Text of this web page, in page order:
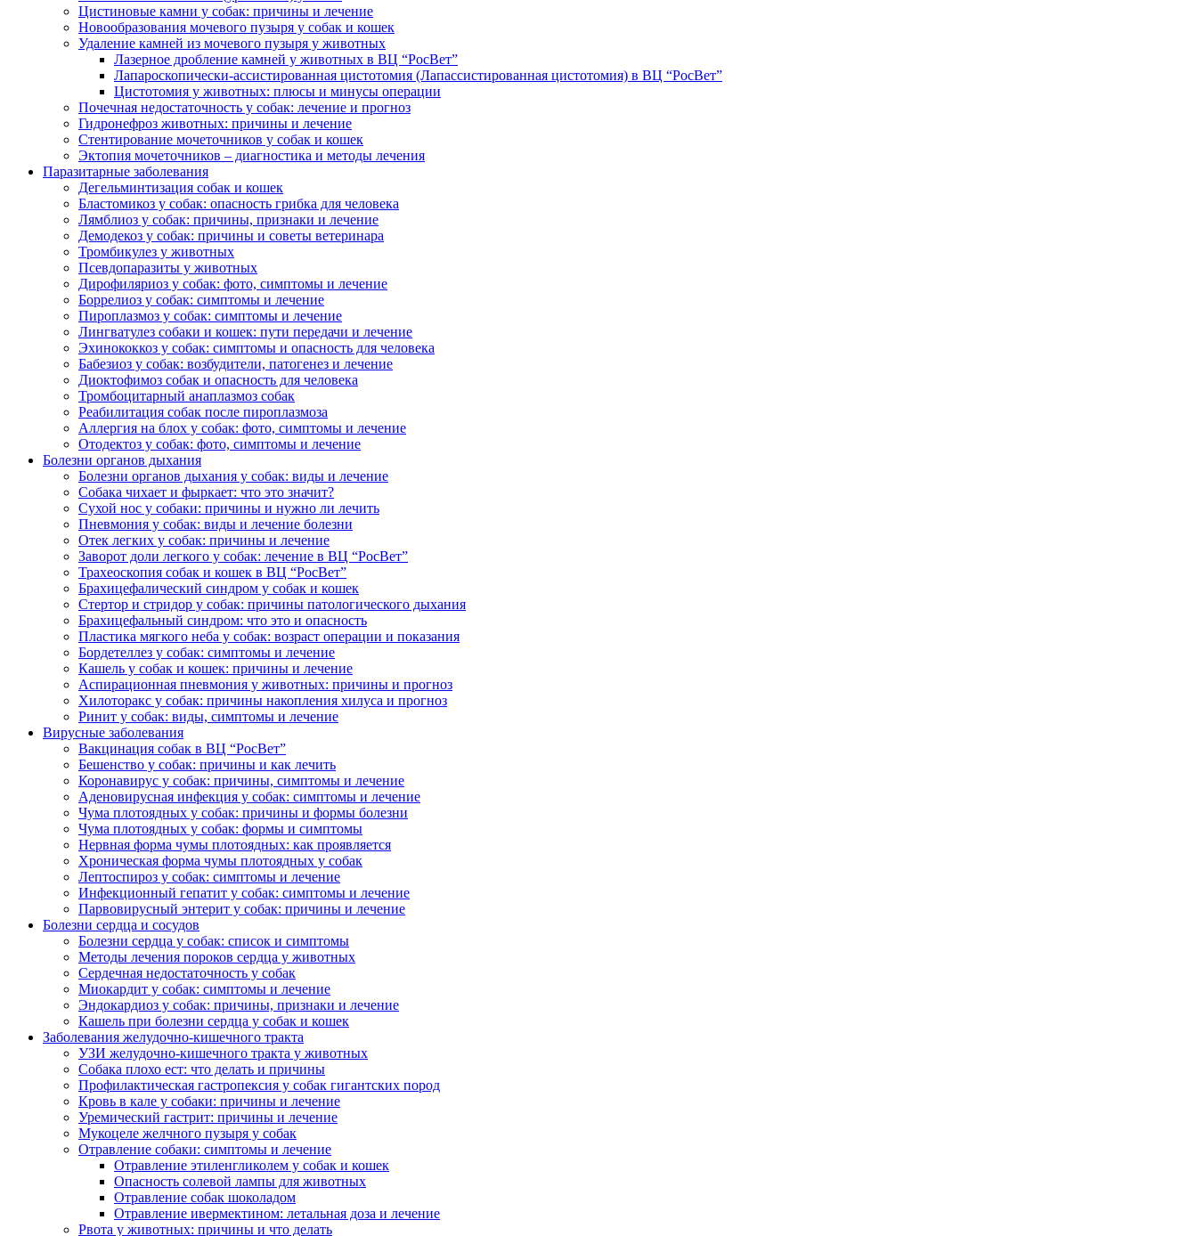
Цистиновые камни у собак: причины и лечение
Новообразования мочевого пузыря у собак и кошек
Удаление камней из мочевого пузыря у животных
Лазерное дробление камней у животных в ВЦ “РосВет”
Лапароскопически-ассистированная цистотомия (Лапассистированная цистотомия) в ВЦ “РосВет”
Цистотомия у животных: плюсы и минусы операции
Почечная недостаточность у собак: лечение и прогноз
Гидронефроз животных: причины и лечение
Стентирование мочеточников у собак и кошек
Эктопия мочеточников – диагностика и методы лечения
Паразитарные заболевания
Дегельминтизация собак и кошек
Бластомикоз у собак: опасность грибка для человека
Лямблиоз у собак: причины, признаки и лечение
Демодекоз у собак: причины и советы ветеринара
Тромбикулез у животных
Псевдопаразиты у животных
Дирофиляриоз у собак: фото, симптомы и лечение
Боррелиоз у собак: симптомы и лечение
Пироплазмоз у собак: симптомы и лечение
Лингватулез собаки и кошек: пути передачи и лечение
Эхинококкоз у собак: симптомы и опасность для человека
Бабезиоз у собак: возбудители, патогенез и лечение
Диоктофимоз собак и опасность для человека
Тромбоцитарный анаплазмоз собак
Реабилитация собак после пироплазмоза
Аллергия на блох у собак: фото, симптомы и лечение
Отодектоз у собак: фото, симптомы и лечение
Болезни органов дыхания
Болезни органов дыхания у собак: виды и лечение
Собака чихает и фыркает: что это значит?
Сухой нос у собаки: причины и нужно ли лечить
Пневмония у собак: виды и лечение болезни
Отек легких у собак: причины и лечение
Заворот доли легкого у собак: лечение в ВЦ “РосВет”
Трахеоскопия собак и кошек в ВЦ “РосВет”
Брахицефалический синдром у собак и кошек
Стертор и стридор у собак: причины патологического дыхания
Брахицефальный синдром: что это и опасность
Пластика мягкого неба у собак: возраст операции и показания
Бордетеллез у собак: симптомы и лечение
Кашель у собак и кошек: причины и лечение
Аспирационная пневмония у животных: причины и прогноз
Хилоторакс у собак: причины накопления хилуса и прогноз
Ринит у собак: виды, симптомы и лечение
Вирусные заболевания
Вакцинация собак в ВЦ “РосВет”
Бешенство у собак: причины и как лечить
Коронавирус у собак: причины, симптомы и лечение
Аденовирусная инфекция у собак: симптомы и лечение
Чума плотоядных у собак: причины и формы болезни
Чума плотоядных у собак: формы и симптомы
Нервная форма чумы плотоядных: как проявляется
Хроническая форма чумы плотоядных у собак
Лептоспироз у собак: симптомы и лечение
Инфекционный гепатит у собак: симптомы и лечение
Парвовирусный энтерит у собак: причины и лечение
Болезни сердца и сосудов
Болезни сердца у собак: список и симптомы
Методы лечения пороков сердца у животных
Сердечная недостаточность у собак
Миокардит у собак: симптомы и лечение
Эндокардиоз у собак: причины, признаки и лечение
Кашель при болезни сердца у собак и кошек
Заболевания желудочно-кишечного тракта
УЗИ желудочно-кишечного тракта у животных
Собака плохо ест: что делать и причины
Профилактическая гастропексия у собак гигантских пород
Кровь в кале у собаки: причины и лечение
Уремический гастрит: причины и лечение
Мукоцеле желчного пузыря у собак
Отравление собаки: симптомы и лечение
Отравление этиленгликолем у собак и кошек
Опасность солевой лампы для животных
Отравление собак шоколадом
Отравление ивермектином: летальная доза и лечение
Рвота у животных: причины и что делать